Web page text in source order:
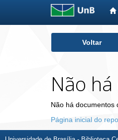
Voltar
Não
Não há documentos
Página inicial do